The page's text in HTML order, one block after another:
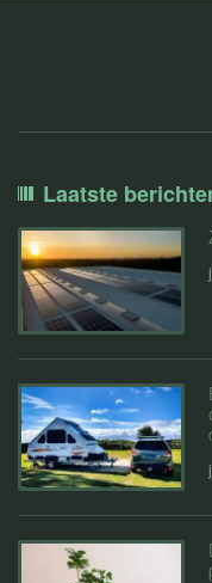
Laatste